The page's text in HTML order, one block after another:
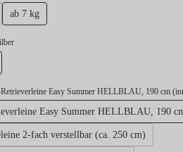
ab 7 kg
Easy Summer HELLBLAU, 190 cm
Easy Summer HELLBLAU, 190
2-fach verstellbar (ca. 250 cm)